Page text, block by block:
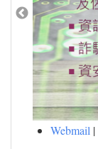
Webmail |